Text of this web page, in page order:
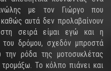
με τον Γιώργο που
αυτά δεν προλαβαίνουν
σειρά είμαι εγώ και η
του δρόμου, σχεδόν μπροστά
ρόδα της μοτοσυκλέτας
Το κόλπο πιάνει και